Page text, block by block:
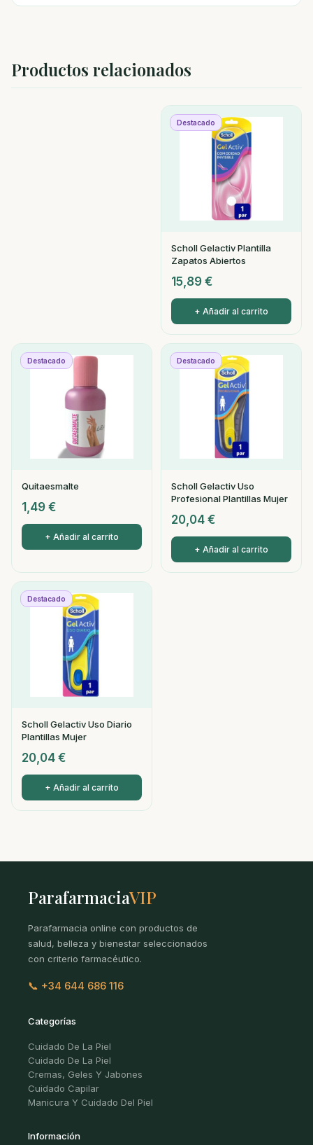
Productos relacionados
Destacado
Scholl Gelactiv Plantilla
Zapatos Abiertos
15,89 €
+ Añadir al carrito
Destacado
Quitaesmalte
1,49 €
+ Añadir al carrito
Destacado
Scholl Gelactiv Uso
Profesional Plantillas Mujer
20,04 €
+ Añadir al carrito
Destacado
Scholl Gelactiv Uso Diario
Plantillas Mujer
20,04 €
+ Añadir al carrito
ParafarmaciaVIP
Parafarmacia online con productos de
salud, belleza y bienestar seleccionados
con criterio farmacéutico.
📞 +34 644 686 116
Categorías
Cuidado De La Piel
Cuidado De La Piel
Cremas, Geles Y Jabones
Cuidado Capilar
Manicura Y Cuidado Del Piel
Información